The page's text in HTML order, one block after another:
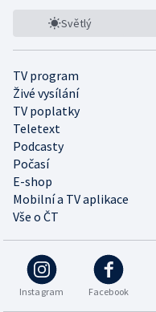
Světlý
TV program
Živé vysílání
TV poplatky
Teletext
Podcasty
Počasí
E-shop
Mobilní a TV aplikace
Vše o ČT
Instagram Facebook